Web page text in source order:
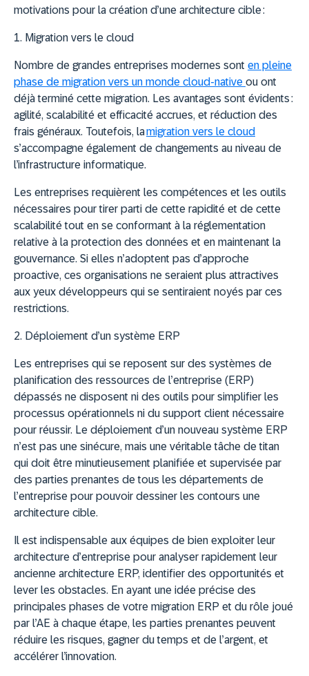
motivations pour la création d’une architecture cible :
1. Migration vers le cloud
Nombre de grandes entreprises modernes sont en pleine
phase de migration vers un monde cloud-native ou ont
déjà terminé cette migration. Les avantages sont évidents :
agilité, scalabilité et efficacité accrues, et réduction des
frais généraux. Toutefois, lamigration vers le cloud
s’accompagne également de changements au niveau de
l’infrastructure informatique.
Les entreprises requièrent les compétences et les outils
nécessaires pour tirer parti de cette rapidité et de cette
scalabilité tout en se conformant à la réglementation
relative à la protection des données et en maintenant la
gouvernance. Si elles n’adoptent pas d’approche
proactive, ces organisations ne seraient plus attractives
aux yeux développeurs qui se sentiraient noyés par ces
restrictions.
2. Déploiement d’un système ERP
Les entreprises qui se reposent sur des systèmes de
planification des ressources de l’entreprise (ERP)
dépassés ne disposent ni des outils pour simplifier les
processus opérationnels ni du support client nécessaire
pour réussir. Le déploiement d’un nouveau système ERP
n’est pas une sinécure, mais une véritable tâche de titan
qui doit être minutieusement planifiée et supervisée par
des parties prenantes de tous les départements de
l’entreprise pour pouvoir dessiner les contours une
architecture cible.
Il est indispensable aux équipes de bien exploiter leur
architecture d’entreprise pour analyser rapidement leur
ancienne architecture ERP, identifier des opportunités et
lever les obstacles. En ayant une idée précise des
principales phases de votre migration ERP et du rôle joué
par l’AE à chaque étape, les parties prenantes peuvent
réduire les risques, gagner du temps et de l’argent, et
accélérer l’innovation.